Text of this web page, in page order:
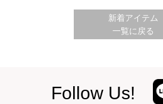
新着アイテム
一覧に戻る
Follow Us!